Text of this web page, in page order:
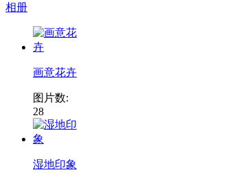
相册
画意花卉
图片数:
28
湿地印象